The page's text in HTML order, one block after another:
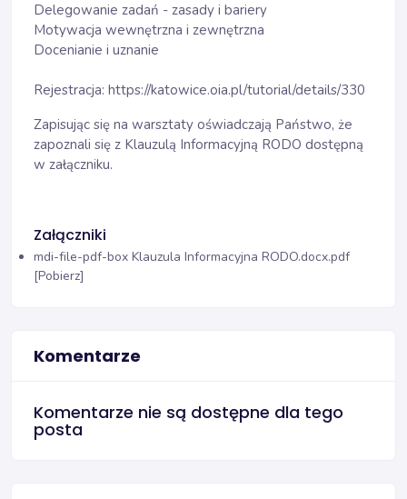
Delegowanie zadań - zasady i bariery
Motywacja wewnętrzna i zewnętrzna
Docenianie i uznanie
Rejestracja: https://katowice.oia.pl/tutorial/details/330
Zapisując się na warsztaty oświadczają Państwo, że
zapoznali się z Klauzulą Informacyjną RODO dostępną
w załączniku.
Załączniki
mdi-file-pdf-box Klauzula Informacyjna RODO.docx.pdf
[Pobierz]
Komentarze
Komentarze nie są dostępne dla tego
posta